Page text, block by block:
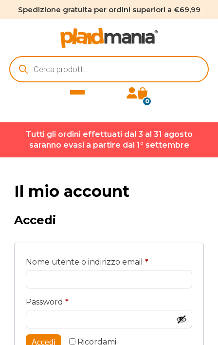
Spedizione gratuita per ordini superiori a €69,99
Ricerca
prodotti
0
Tutti gli ordini effettuati dal 3 al 31 agosto
saranno evasi a partire dal 1° settembre
Il mio account
Accedi
Nome utente o indirizzo email *Richiesto
Password *Richiesto
Ricordami
Accedi